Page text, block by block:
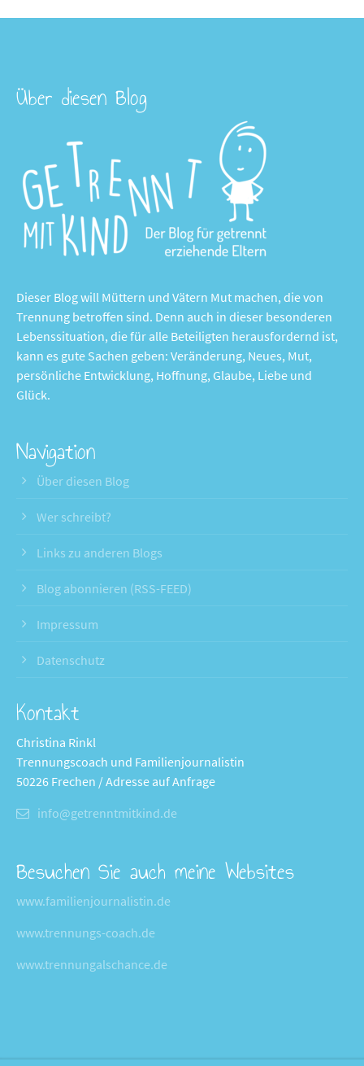
Über diesen Blog
Dieser Blog will Müttern und Vätern Mut machen, die von
Trennung betroffen sind. Denn auch in dieser besonderen
Lebenssituation, die für alle Beteiligten herausfordernd ist,
kann es gute Sachen geben: Veränderung, Neues, Mut,
persönliche Entwicklung, Hoffnung, Glaube, Liebe und
Glück.
Navigation
Über diesen Blog
Wer schreibt?
Links zu anderen Blogs
Blog abonnieren (RSS-FEED)
Impressum
Datenschutz
Kontakt
Christina Rinkl
Trennungscoach und Familienjournalistin
50226 Frechen / Adresse auf Anfrage
info@getrenntmitkind.de
Besuchen Sie auch meine Websites
www.familienjournalistin.de
www.trennungs-coach.de
www.trennungalschance.de